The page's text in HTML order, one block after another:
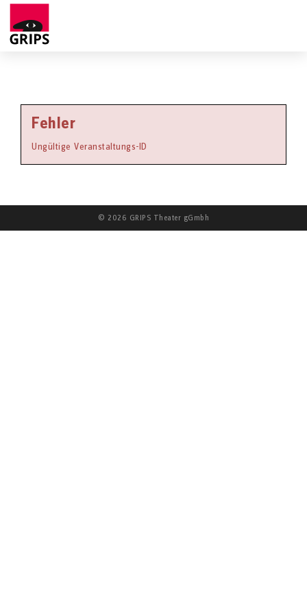
Fehler
Ungültige Veranstaltungs-ID
© 2026 GRIPS Theater gGmbh